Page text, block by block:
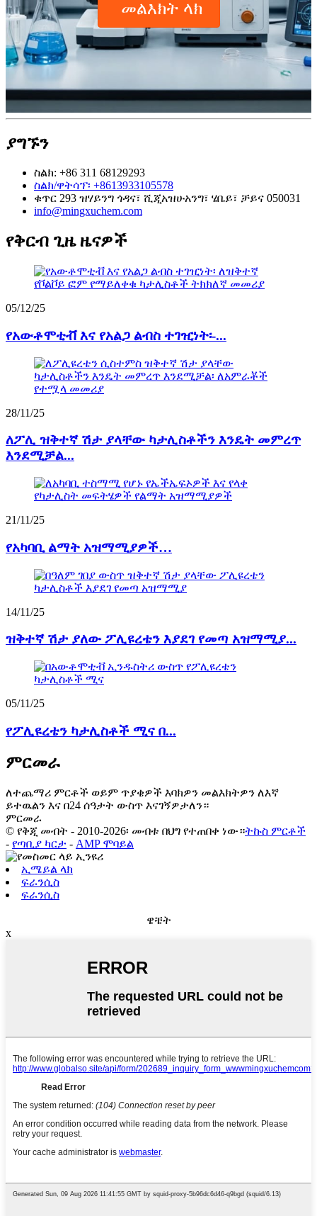
መልእክት ላክ
ያግኙን
ስልክ: +86 311 68129293
ስልክ/ዋትሳፕ፡ +8613933105578
ቁጥር 293 ዝሃይንግ ጎዳና፣ ሺጂአዝሁአንግ፣ ሄቤይ፣ ቻይና 050031
info@mingxuchem.com
የቅርብ ጊዜ ዜናዎች
05/12/25
የአውቶሞቲቭ እና የአልጋ ልብስ ተገዢነት፡-...
28/11/25
ለፖሊ ዝቅተኛ ሽታ ያላቸው ካታሊስቶችን እንዴት መምረጥ
እንደሚቻል...
21/11/25
የአካባቢ ልማት አዝማሚያዎች…
14/11/25
ዝቅተኛ ሽታ ያለው ፖሊዩረቴን እያደገ የመጣ አዝማሚያ...
05/11/25
የፖሊዩረቴን ካታሊስቶች ሚና በ...
ምርመራ
ለተጨማሪ ምርቶች ወይም ጥያቄዎች እባክዎን መልእክትዎን ለእኛ
ይተዉልን እና በ24 ሰዓታት ውስጥ እናገኝዎታለን።
ምርመራ
© የቅጂ መብት - 2010-2026፡ መብቱ በህግ የተጠበቀ ነው።ትኩስ ምርቶች
- የጣቢያ ካርታ - AMP ሞባይል
ኢሜይል ላክ
ፍራንሲስ
ፍራንሲስ
ዌቼት
x